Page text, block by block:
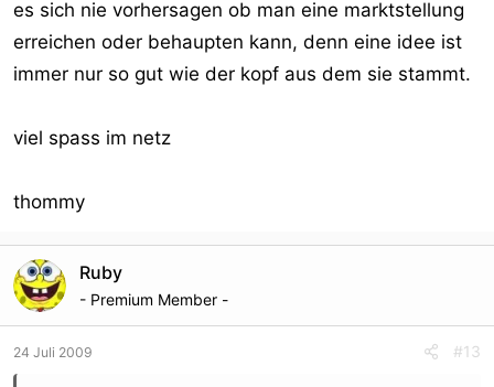
es sich nie vorhersagen ob man eine marktstellung
erreichen oder behaupten kann, denn eine idee ist
immer nur so gut wie der kopf aus dem sie stammt.
viel spass im netz
thommy
Ruby
- Premium Member -
24 Juli 2009 #13